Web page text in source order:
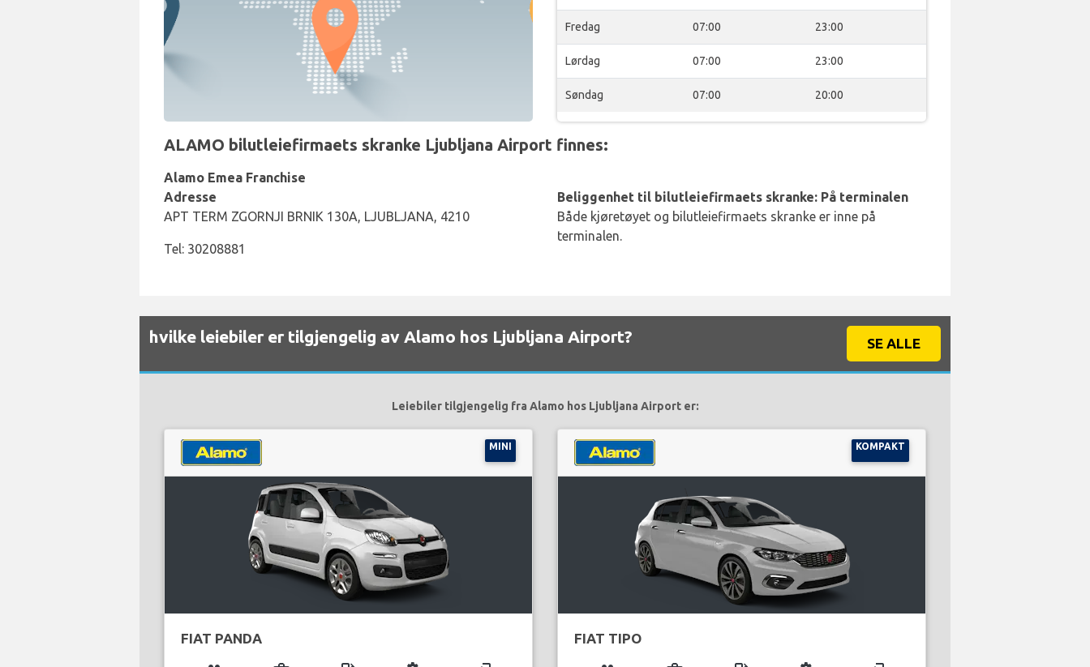
Fredag 07:00 23:00
Lørdag 07:00 23:00
Søndag 07:00 20:00
ALAMO bilutleiefirmaets skranke Ljubljana Airport finnes:
Alamo Emea Franchise
Adresse
APT TERM ZGORNJI BRNIK 130A, LJUBLJANA, 4210
Tel: 30208881
Beliggenhet til bilutleiefirmaets skranke: På terminalen
Både kjøretøyet og bilutleiefirmaets skranke er inne på
terminalen.
hvilke leiebiler er tilgjengelig av Alamo hos Ljubljana Airport? SE ALLE
Leiebiler tilgjengelig fra Alamo hos Ljubljana Airport er:
MINI
FIAT PANDA
KOMPAKT
FIAT TIPO